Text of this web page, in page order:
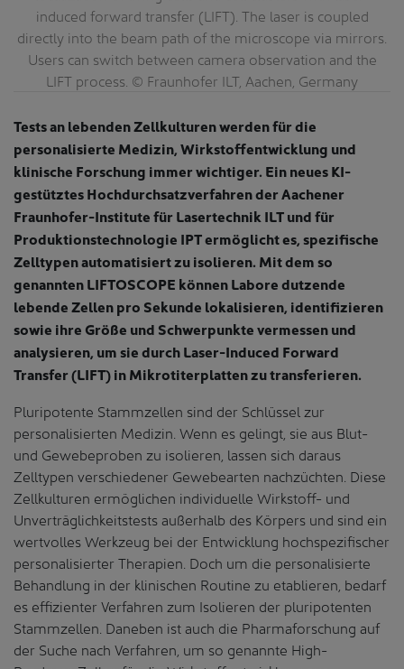
induced forward transfer (LIFT). The laser is coupled
directly into the beam path of the microscope via mirrors.
Users can switch between camera observation and the
LIFT process. © Fraunhofer ILT, Aachen, Germany
Tests an lebenden Zellkulturen werden für die
personalisierte Medizin, Wirkstoffentwicklung und
klinische Forschung immer wichtiger. Ein neues KI-
gestütztes Hochdurchsatzverfahren der Aachener
Fraunhofer-Institute für Lasertechnik ILT und für
Produktionstechnologie IPT ermöglicht es, spezifische
Zelltypen automatisiert zu isolieren. Mit dem so
genannten LIFTOSCOPE können Labore dutzende
lebende Zellen pro Sekunde lokalisieren, identifizieren
sowie ihre Größe und Schwerpunkte vermessen und
analysieren, um sie durch Laser-Induced Forward
Transfer (LIFT) in Mikrotiterplatten zu transferieren.
Pluripotente Stammzellen sind der Schlüssel zur
personalisierten Medizin. Wenn es gelingt, sie aus Blut-
und Gewebeproben zu isolieren, lassen sich daraus
Zelltypen verschiedener Gewebearten nachzüchten. Diese
Zellkulturen ermöglichen individuelle Wirkstoff- und
Unverträglichkeitstests außerhalb des Körpers und sind ein
wertvolles Werkzeug bei der Entwicklung hochspezifischer
personalisierter Therapien. Doch um die personalisierte
Behandlung in der klinischen Routine zu etablieren, bedarf
es effizienter Verfahren zum Isolieren der pluripotenten
Stammzellen. Daneben ist auch die Pharmaforschung auf
der Suche nach Verfahren, um so genannte High-